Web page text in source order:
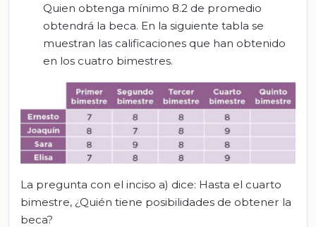
Quien obtenga mínimo 8.2 de promedio
obtendrá la beca. En la siguiente tabla se
muestran las calificaciones que han obtenido
en los cuatro bimestres.
La pregunta con el inciso a) dice: Hasta el cuarto
bimestre, ¿Quién tiene posibilidades de obtener la
beca?